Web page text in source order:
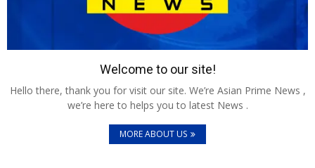
Welcome to our site!
Hello there, thank you for visit our site. We’re Asian Prime News ,
we’re here to helps you to latest News .
MORE ABOUT US